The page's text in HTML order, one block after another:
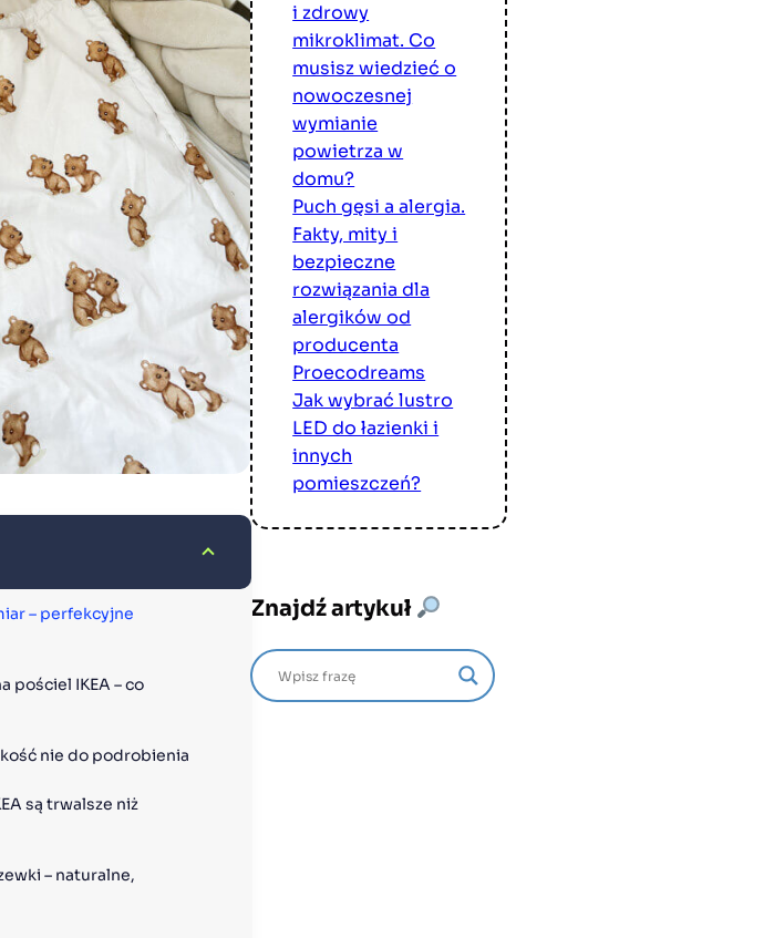
– perfekcyjne
pościel IKEA – co
nie do podrobienia
są trwalsze niż
– naturalne,
i zdrowy
mikroklimat. Co
musisz wiedzieć o
nowoczesnej
wymianie
powietrza w
domu?
Puch gęsi a alergia.
Fakty, mity i
bezpieczne
rozwiązania dla
alergików od
producenta
Proecodreams
Jak wybrać lustro
LED do łazienki i
innych
pomieszczeń?
Znajdź artykuł